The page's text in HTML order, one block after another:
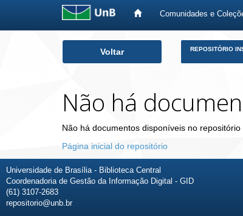
Comunidades e
Voltar REPOSITÓRIO
Não há
Não há documentos disponíveis no
Página inicial do repositório
Universidade de Brasília - Biblioteca Central
Coordenadoria de Gestão da Informação Digital - GID
(61) 3107-2683
repositorio@unb.br